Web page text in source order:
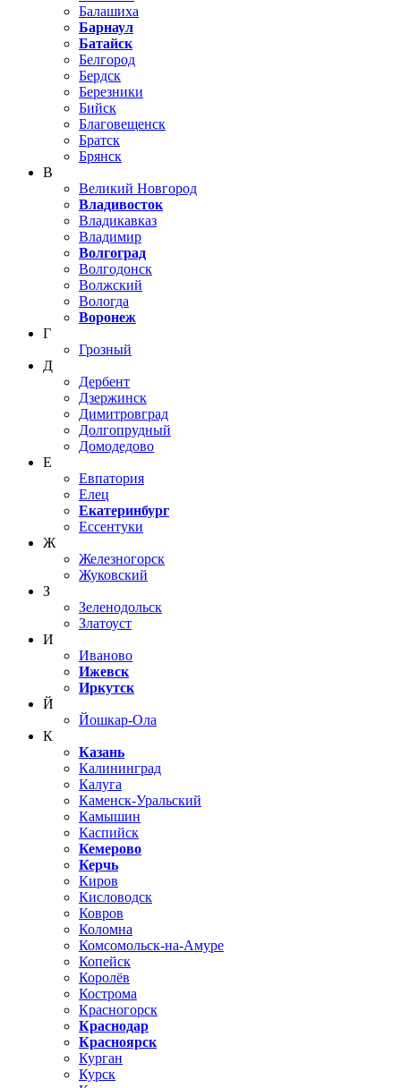
Балашиха
Барнаул
Батайск
Белгород
Бердск
Березники
Бийск
Благовещенск
Братск
Брянск
В
Великий Новгород
Владивосток
Владикавказ
Владимир
Волгоград
Волгодонск
Волжский
Вологда
Воронеж
Г
Грозный
Д
Дербент
Дзержинск
Димитровград
Долгопрудный
Домодедово
Е
Евпатория
Елец
Екатеринбург
Ессентуки
Ж
Железногорск
Жуковский
З
Зеленодольск
Златоуст
И
Иваново
Ижевск
Иркутск
Й
Йошкар-Ола
К
Казань
Калининград
Калуга
Каменск-Уральский
Камышин
Каспийск
Кемерово
Керчь
Киров
Кисловодск
Ковров
Коломна
Комсомольск-на-Амуре
Копейск
Королёв
Кострома
Красногорск
Краснодар
Красноярск
Курган
Курск